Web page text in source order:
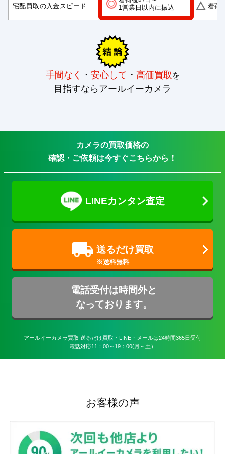
宅配買取の入金スピード
1営業日以内に振込
着荷
手間なく ・ 安心して ・ 高価買取 を
目指すならアールイーカメラ
カメラの買取価格の
確認・ご依頼は今すぐこちらから！
LINEカンタン査定
送るだけ買取
電話受付は時間外と
なっております。
アールイーカメラ買取 送るだけ買取・LINE・メールは24時間365日受付
電話対応11：00～19：00(月～土）
お客様の声